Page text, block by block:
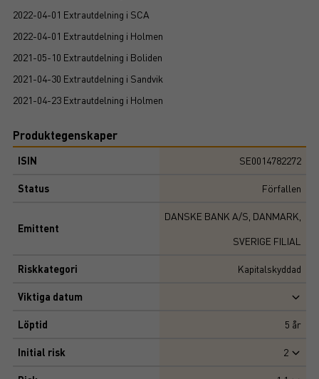
2022-04-01 Extrautdelning i SCA
2022-04-01 Extrautdelning i Holmen
2021-05-10 Extrautdelning i Boliden
2021-04-30 Extrautdelning i Sandvik
2021-04-23 Extrautdelning i Holmen
Produktegenskaper
ISIN SE0014782272
Status Förfallen
Emittent
DANSKE BANK A/S, DANMARK,
SVERIGE FILIAL
Riskkategori Kapitalskyddad
Viktiga datum
Löptid 5 år
Initial risk 2